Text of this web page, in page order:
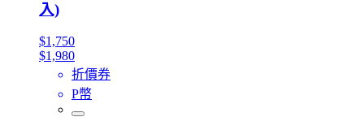
入)
$1,750
$1,980
折價券
P幣